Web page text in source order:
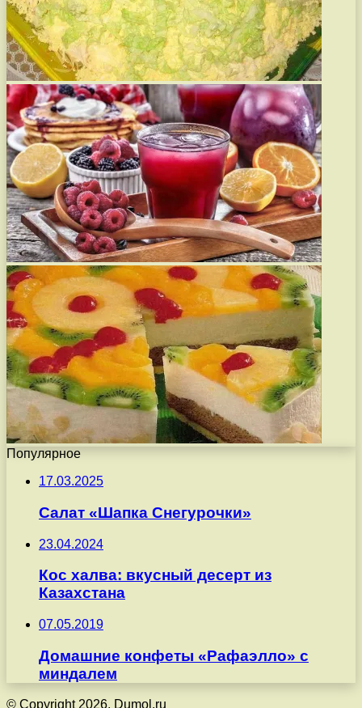
Популярное
17.03.2025
Салат «Шапка Снегурочки»
23.04.2024
Кос халва: вкусный десерт из
Казахстана
07.05.2019
Домашние конфеты «Рафаэлло» с
миндалем
© Copyright 2026, Dumol.ru